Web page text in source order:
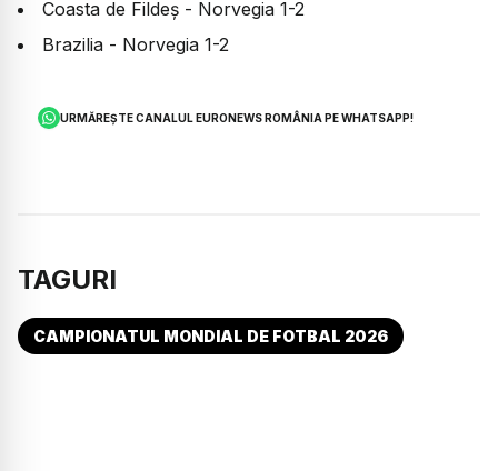
Coasta de Fildeș - Norvegia 1-2
Brazilia - Norvegia 1-2
URMĂREȘTE CANALUL EURONEWS ROMÂNIA PE WHATSAPP!
TAGURI
CAMPIONATUL MONDIAL DE FOTBAL 2026